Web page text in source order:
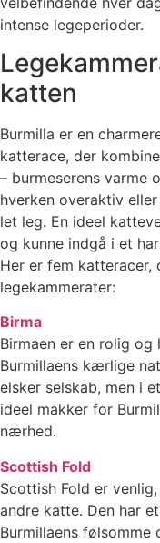
intense legeperioder.
katten
Burmilla er en
katterace, der
– burmeserens varme
hverken overaktiv
let leg. En ideel
og kunne indgå i et
Her er fem
legekammerater:
Birma
Birmaen er en rolig og
Burmillaens kærlige
elsker selskab, men i
ideel makker for
nærhed.
Scottish Fold
Scottish Fold er
andre katte. Den har
Burmillaens følsomme